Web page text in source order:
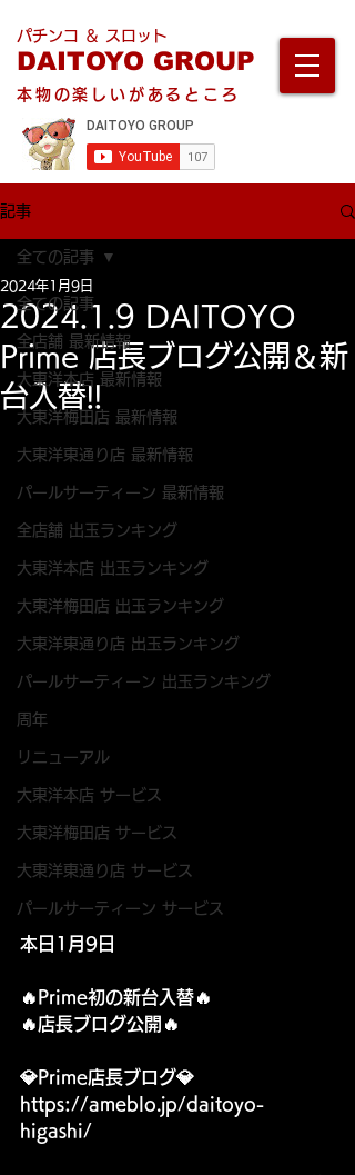
パチンコ ＆ スロット
DAITOYO GROUP
本物の楽しいがあるところ
記事
全ての記事
全店舗 最新情報
大東洋本店 最新情報
大東洋梅田店 最新情報
大東洋東通り店 最新情報
パールサーティーン 最新情報
全店舗 出玉ランキング
大東洋本店 出玉ランキング
大東洋梅田店 出玉ランキング
大東洋東通り店 出玉ランキング
パールサーティーン 出玉ランキング
周年
リニューアル
大東洋本店 サービス
大東洋梅田店 サービス
大東洋東通り店 サービス
パールサーティーン サービス
全ての記事
2024.1.9 DAITOYO
Prime 店長ブログ公開＆新
台入替!!
2024年1月9日
本日1月9日
🔥Prime初の新台入替🔥
🔥店長ブログ公開🔥
💎Prime店長ブログ💎
https://ameblo.jp/daitoyo-
higashi/